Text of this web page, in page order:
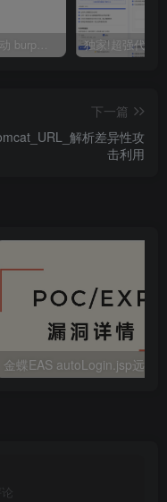
mingdon 明动 burp插件0.2.6版本 本地时间校验去除版
下一篇
解析差异性攻
击利用